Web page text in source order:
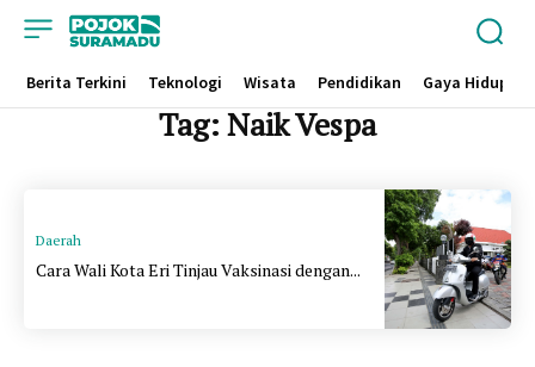
Berita Terkini Teknologi Wisata Pendidikan Gaya Hidup
Tag: Naik Vespa
Daerah
Cara Wali Kota Eri Tinjau Vaksinasi dengan...